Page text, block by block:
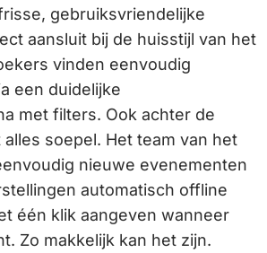
gebruiksvriendelijke
aansluit bij de huisstijl van het
vinden eenvoudig
een duidelijke
met filters. Ook achter de
soepel. Het team van het
nieuwe evenementen
automatisch offline
één klik aangeven wanneer
Zo makkelijk kan het zijn.